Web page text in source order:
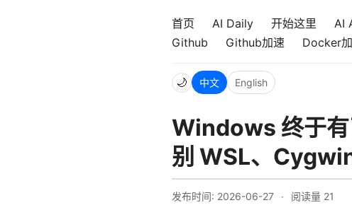
首页 AI Daily 开始这里 AI
Github
Github加速 Docker
🌙 中文 English
Windows 终于
别 WSL、
发布时间: 2026-06-27 · 阅读量 21